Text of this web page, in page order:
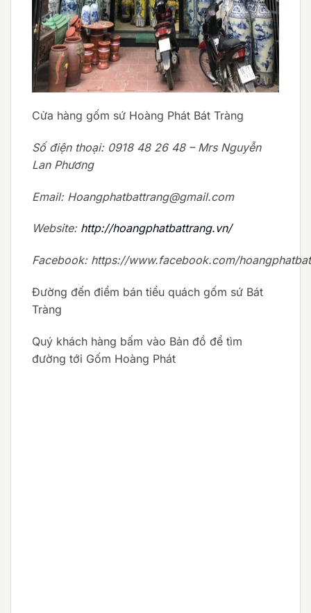
Cửa hàng gốm sứ Hoàng Phát Bát Tràng
Số điện thoại: 0918 48 26 48 – Mrs Nguyễn
Lan Phương
Email: Hoangphatbattrang@gmail.com
Website: http://hoangphatbattrang.vn/
Facebook: https://www.facebook.com/
Đường đến điểm bán tiểu quách gốm sứ Bát
Tràng
Quý khách hàng bấm vào Bản đồ để tìm
đường tới Gốm Hoàng Phát